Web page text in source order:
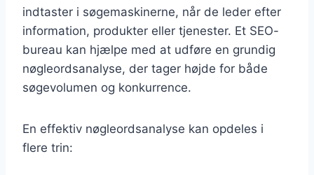
indtaster i søgemaskinerne, når de leder efter
information, produkter eller tjenester. Et SEO-
bureau kan hjælpe med at udføre en grundig
nøgleordsanalyse, der tager højde for både
søgevolumen og konkurrence.
En effektiv nøgleordsanalyse kan opdeles i
flere trin: